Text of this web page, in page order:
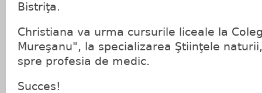
Bistriţa.
Christiana va urma cursurile liceale la
Mureşanu", la specializarea Ştiinţele
spre profesia de medic.
Succes!